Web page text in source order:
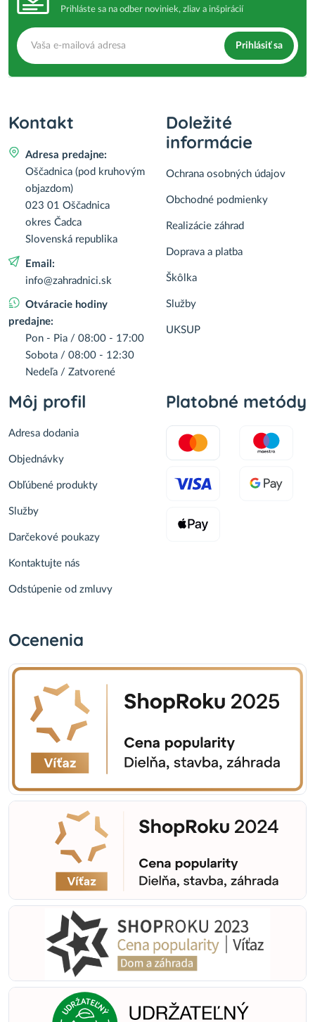
Prihláste sa na odber noviniek, zliav a inšpirácií
Prihlásiť sa
Kontakt
Adresa predajne:
Oščadnica (pod kruhovým
objazdom)
023 01 Oščadnica
okres Čadca
Slovenská republika
Email:
info@zahradnici.sk
Otváracie hodiny
predajne:
Pon - Pia / 08:00 - 17:00
Sobota / 08:00 - 12:30
Nedeľa / Zatvorené
Doležité
informácie
Ochrana osobných údajov
Obchodné podmienky
Realizácie záhrad
Doprava a platba
Škôlka
Služby
UKSUP
Môj profil
Adresa dodania
Objednávky
Obľúbené produkty
Služby
Darčekové poukazy
Kontaktujte nás
Odstúpenie od zmluvy
Platobné metódy
Ocenenia